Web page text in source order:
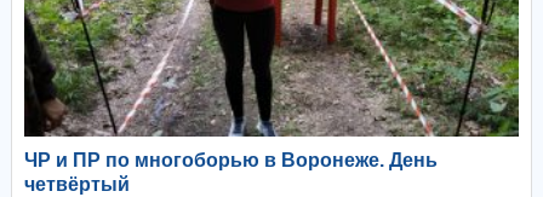
ЧР и ПР по многоборью в Воронеже. День
четвёртый